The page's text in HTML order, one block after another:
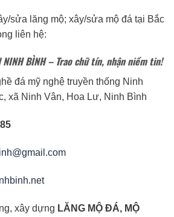
sửa lăng mộ; xây/sửa mộ đá tại Bắc
liên hệ:
NINH BÌNH – Trao chữ tín, nhận niềm tin!
đá mỹ nghệ truyền thống Ninh
xã Ninh Vân, Hoa Lư, Ninh Bình
xây dựng LĂNG MỘ ĐÁ, MỘ